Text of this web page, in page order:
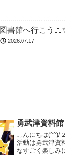
図書館へ行こう
2026.07.17
勇武津資料館
こんにちは(^^)/
活動は勇武津資
なすごく楽しみ